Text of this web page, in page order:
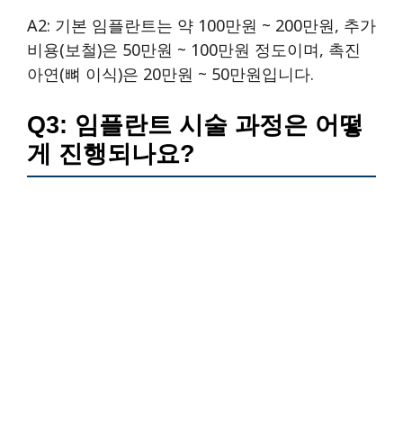
A2: 기본 임플란트는 약 100만원 ~ 200만원, 추가
비용(보철)은 50만원 ~ 100만원 정도이며, 촉진
아연(뼈 이식)은 20만원 ~ 50만원입니다.
Q3: 임플란트 시술 과정은 어떻
게 진행되나요?